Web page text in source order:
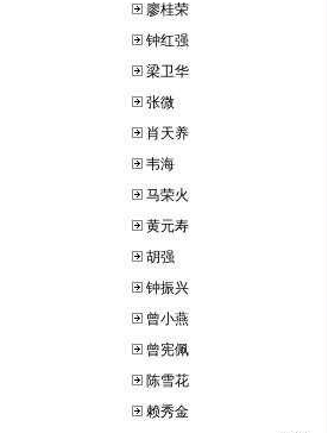
廖桂荣
钟红强
梁卫华
张微
肖天养
韦海
马荣火
黄元寿
胡强
钟振兴
曾小燕
曾宪佩
陈雪花
赖秀金